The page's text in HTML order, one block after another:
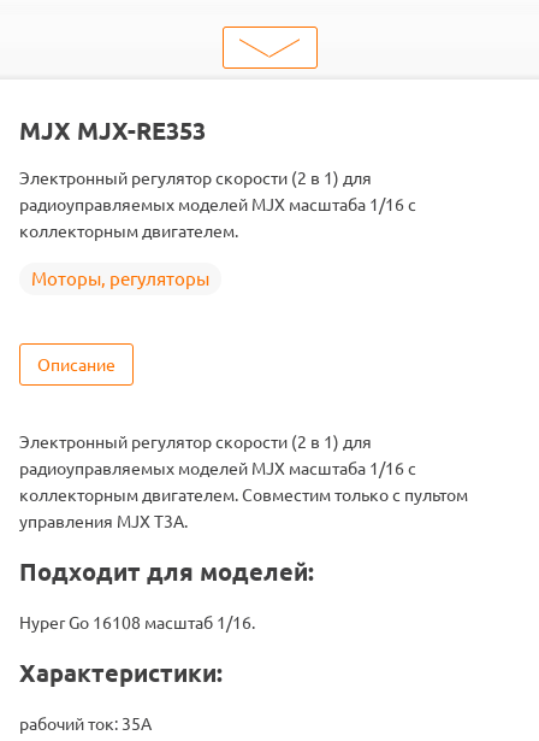
2000000272993
Регуляторы
MJX MJX-RE353
Электронный регулятор скорости (2 в 1) для
радиоуправляемых моделей MJX масштаба 1/16 с
коллекторным двигателем.
Моторы, регуляторы
Описание
Электронный регулятор скорости (2 в 1) для
радиоуправляемых моделей MJX масштаба 1/16 с
коллекторным двигателем. Совместим только с пультом
управления MJX T3A.
Подходит для моделей:
Hyper Go 16108 масштаб 1/16.
Характеристики:
рабочий ток: 35А